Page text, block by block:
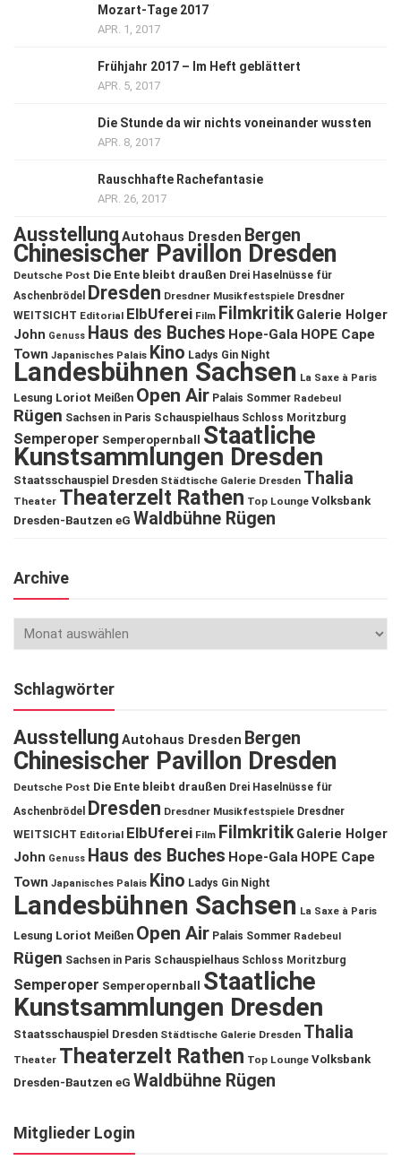
Mozart-Tage 2017
APR. 1, 2017
Frühjahr 2017 – Im Heft geblättert
APR. 5, 2017
Die Stunde da wir nichts voneinander wussten
APR. 8, 2017
Rauschhafte Rachefantasie
APR. 26, 2017
Ausstellung Autohaus Dresden Bergen
Chinesischer Pavillon Dresden
Deutsche Post Die Ente bleibt draußen Drei Haselnüsse für
Aschenbrödel
Dresden Dresdner Musikfestspiele Dresdner
WEITSICHT Editorial ElbUferei Film Filmkritik Galerie Holger
John Genuss Haus des Buches Hope-Gala HOPE Cape
Town Japanisches Palais Kino Ladys Gin Night
Landesbühnen Sachsen La Saxe à Paris
Lesung Loriot Meißen Open Air Palais Sommer Radebeul
Rügen Sachsen in Paris Schauspielhaus Schloss Moritzburg
Semperoper Semperopernball Staatliche
Kunstsammlungen Dresden
Staatsschauspiel Dresden Städtische Galerie Dresden Thalia
Theater Theaterzelt Rathen Top Lounge Volksbank
Dresden-Bautzen eG Waldbühne Rügen
Archive
Schlagwörter
Ausstellung Autohaus Dresden Bergen
Chinesischer Pavillon Dresden
Deutsche Post Die Ente bleibt draußen Drei Haselnüsse für
Aschenbrödel
Dresden Dresdner Musikfestspiele Dresdner
WEITSICHT Editorial ElbUferei Film Filmkritik Galerie Holger
John Genuss Haus des Buches Hope-Gala HOPE Cape
Town Japanisches Palais Kino Ladys Gin Night
Landesbühnen Sachsen La Saxe à Paris
Lesung Loriot Meißen Open Air Palais Sommer Radebeul
Rügen Sachsen in Paris Schauspielhaus Schloss Moritzburg
Semperoper Semperopernball
Staatliche
Kunstsammlungen Dresden
Staatsschauspiel Dresden Städtische Galerie Dresden Thalia
Theater Theaterzelt Rathen Top Lounge Volksbank
Dresden-Bautzen eG Waldbühne Rügen
Mitglieder Login